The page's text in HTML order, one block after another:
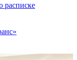
расписке